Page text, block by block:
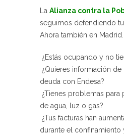
La Alianza contra la
seguimos defendiendo
Ahora también en Madrid.
¿Estás ocupando y no
¿Quieres información
deuda con Endesa?
¿Tienes problemas para
de agua, luz o gas?
¿Tus facturas han
durante el confinamiento